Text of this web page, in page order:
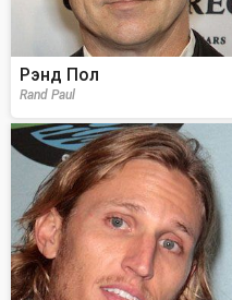
Рэнд Пол
Rand Paul